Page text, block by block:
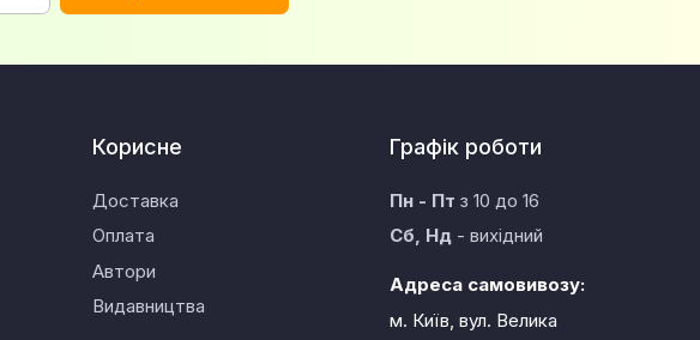
Корисне
Доставка
Оплата
Автори
Видавництва
Графік роботи
Пн - Пт з 10 до 16
Сб, Нд- вихідний
Адреса самовивозу:
м. Київ, вул. Велика